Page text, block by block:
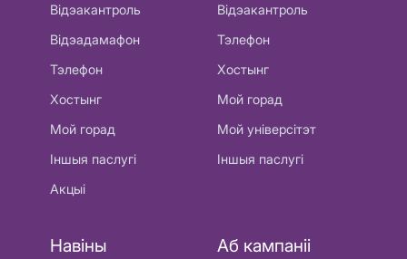
Відэакантроль
Відэадамафон
Тэлефон
Хостынг
Мой горад
Іншыя паслугі
Акцыі
Відэакантроль
Тэлефон
Хостынг
Мой горад
Мой універсітэт
Іншыя паслугі
Навіны Аб кампаніі